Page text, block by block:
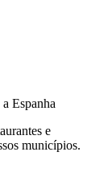
Espanha
e
municípios.